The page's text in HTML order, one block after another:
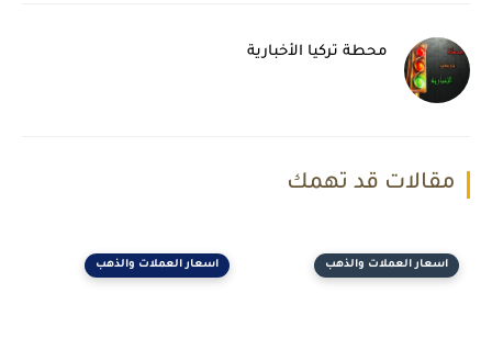
محطة تركيا الأخبارية
مقالات قد تهمك
اسعار العملات والذهب اسعار العملات والذهب